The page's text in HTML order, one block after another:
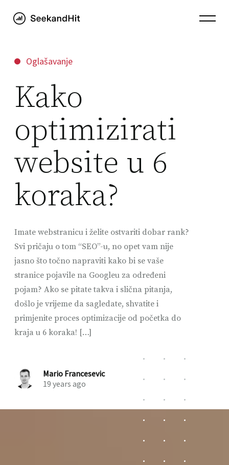
Oglašavanje
Kako
optimizirati
website u 6
koraka?
Imate webstranicu i želite ostvariti dobar rank?
Svi pričaju o tom “SEO”-u, no opet vam nije
jasno što točno napraviti kako bi se vaše
stranice pojavile na Googleu za određeni
pojam? Ako se pitate takva i slična pitanja,
došlo je vrijeme da sagledate, shvatite i
primjenite proces optimizacije od početka do
kraja u 6 koraka! […]
Mario Francesevic
19 years ago